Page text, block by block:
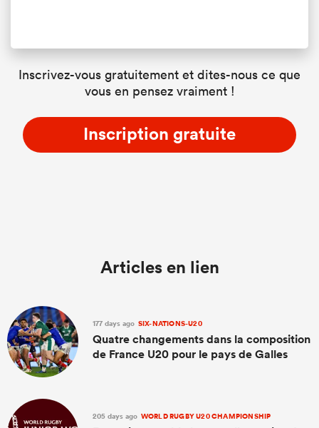
Inscrivez-vous gratuitement et dites-nous ce que
vous en pensez vraiment !
Inscription gratuite
Articles en lien
177 days ago SIX-NATIONS-U20
Quatre changements dans la composition
de France U20 pour le pays de Galles
205 days ago WORLD RUGBY U20 CHAMPIONSHIP